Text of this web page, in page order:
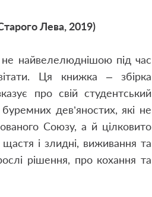
Лева, 2019)
найвелелюднішою під час
Ця книжка – збірка
про свій студентський
дев’яностих, які не
Союзу, а й цілковито
і злидні, виживання та
рішення, про кохання та